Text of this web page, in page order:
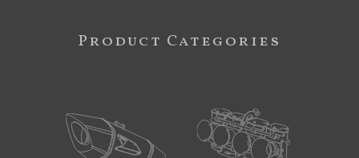
Product Categories